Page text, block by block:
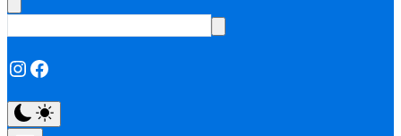
Instagram
Facebook